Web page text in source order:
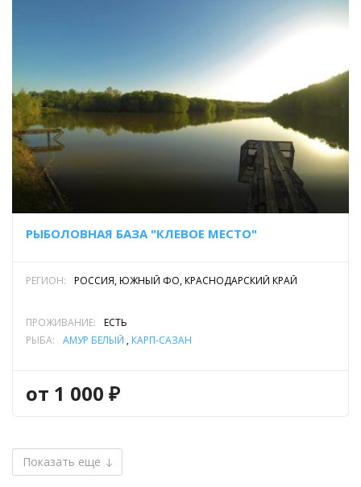
РЫБОЛОВНАЯ БАЗА "КЛЕВОЕ МЕСТО"
РЕГИОН: РОССИЯ, ЮЖНЫЙ ФО, КРАСНОДАРСКИЙ КРАЙ
ПРОЖИВАНИЕ:
ЕСТЬ
РЫБА:
АМУР БЕЛЫЙ , КАРП-САЗАН
от 1 000 ₽
Показать еще